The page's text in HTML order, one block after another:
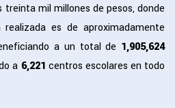
mil millones de pesos, donde
es de aproximadamente
a un total de 1,905,624
a 6,221 centros escolares en todo